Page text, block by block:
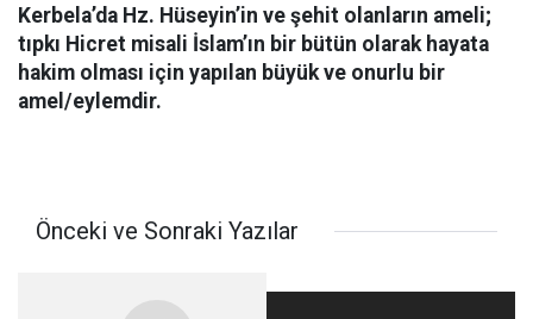
Kerbela’da Hz. Hüseyin’in ve şehit olanların ameli;
tıpkı Hicret misali İslam’ın bir bütün olarak hayata
hakim olması için yapılan büyük ve onurlu bir
amel/eylemdir.
Önceki ve Sonraki Yazılar